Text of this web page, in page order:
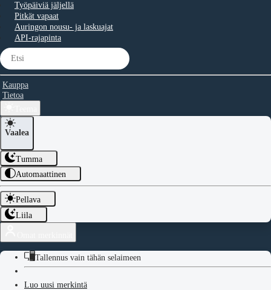
Työpäiviä jäljellä
Pitkät vapaat
Auringon nousu- ja laskuajat
API-rajapinta
Kauppa
Tietoa
Vaalea
Tumma
Automaattinen
Pellava
Liila
Tallennus vain tähän selaimeen
Luo uusi merkintä